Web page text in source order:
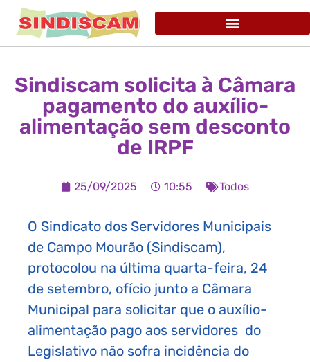
Sindiscam solicita à Câmara
pagamento do auxílio-
alimentação sem desconto
de IRPF
25/09/2025 10:55 Todos
O Sindicato dos Servidores Municipais
de Campo Mourão (Sindiscam),
protocolou na última quarta-feira, 24
de setembro, ofício junto a Câmara
Municipal para solicitar que o auxílio-
alimentação pago aos servidores do
Legislativo não sofra incidência do